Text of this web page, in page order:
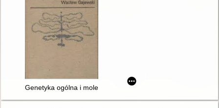
Genetyka ogólna i molekularna